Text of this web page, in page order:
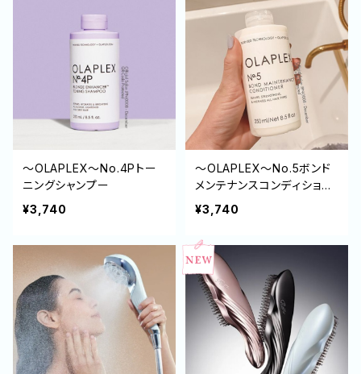
～OLAPLEX～No.4Pトー
ニングシャンプー
¥3,740
～OLAPLEX～No.5ボンド
メンテナンスコンディショナ
ー
¥3,740